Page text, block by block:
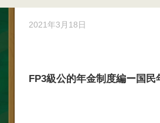
2021年3月18日
FP3級公的年金制度編ー国民